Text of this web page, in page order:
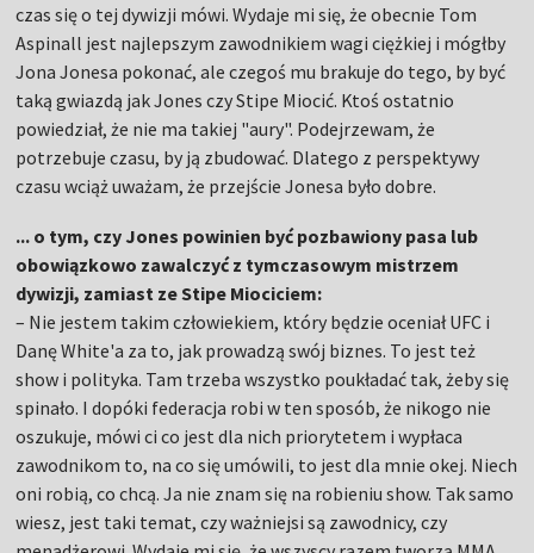
czas się o tej dywizji mówi. Wydaje mi się, że obecnie Tom
Aspinall jest najlepszym zawodnikiem wagi ciężkiej i mógłby
Jona Jonesa pokonać, ale czegoś mu brakuje do tego, by być
taką gwiazdą jak Jones czy Stipe Miocić. Ktoś ostatnio
powiedział, że nie ma takiej "aury". Podejrzewam, że
potrzebuje czasu, by ją zbudować. Dlatego z perspektywy
czasu wciąż uważam, że przejście Jonesa było dobre.
... o tym, czy Jones powinien być pozbawiony pasa lub
obowiązkowo zawalczyć z tymczasowym mistrzem
dywizji, zamiast ze Stipe Miociciem:
– Nie jestem takim człowiekiem, który będzie oceniał UFC i
Danę White'a za to, jak prowadzą swój biznes. To jest też
show i polityka. Tam trzeba wszystko poukładać tak, żeby się
spinało. I dopóki federacja robi w ten sposób, że nikogo nie
oszukuje, mówi ci co jest dla nich priorytetem i wypłaca
zawodnikom to, na co się umówili, to jest dla mnie okej. Niech
oni robią, co chcą. Ja nie znam się na robieniu show. Tak samo
wiesz, jest taki temat, czy ważniejsi są zawodnicy, czy